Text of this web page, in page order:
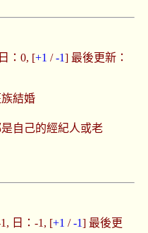
：0, [+1 /-1] 最後更新：
結婚
是自己的經紀人或老
日：-1, [+1 /-1] 最後更